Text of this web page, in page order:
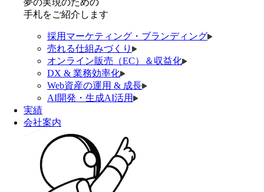
手札をご紹介します
採用マーケティング・ブランディング
売れる仕組みづくり
オンライン販売（EC）＆収益化
DX & 業務効率化
Web資産の運用 & 成長
AI開発・生成AI活用
実績
会社案内